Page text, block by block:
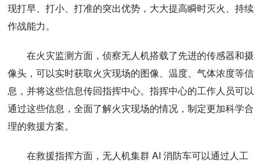
现打早、打小、打准的突出优势，大大提高瞬时灭火、持续
作战能力。
在火灾监测方面，侦察无人机搭载了先进的传感器和摄
像头，可以实时获取火灾现场的图像、温度、气体浓度等信
息，并将这些信息传回指挥中心。指挥中心的工作人员可以
通过这些信息，全面了解火灾现场的情况，制定更加科学合
理的救援方案。
在救援指挥方面，无人机集群 AI 消防车可以通过人工